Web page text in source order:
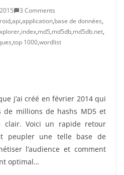
3 Comments
,api,application,base de données,
,index,md5,md5db,md5db.net,
,top 1000,wordlist
j’ai créé en février 2014 qui
de millions de hashs MD5 et
clair. Voici un rapide retour
peupler une telle base de
l’audience et comment
optimal…